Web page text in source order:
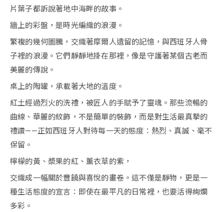
片葉子都訴說著地中海畔的故事。
牆上的彩盤，是時光編織的浪漫。
繁複的幾何圖騰，交織著摩爾人遺留的記憶，與西班牙人骨
子裡的浪漫。它們靜靜地掛在那裡，像是守護著某個古老而
美麗的傳說。
桌上的陶罐，承載著大地的溫度。
紅土經過烈火的洗禮，被匠人的手賦予了靈魂。那些流暢的
曲線、華麗的紋飾，不是簡單的裝飾，而是對生活最真摯的
禮讚——正如西班牙人對待每一天的態度：熱烈、真誠、毫不
保留。
檸檬的黃、漿果的紅、薰衣草的紫，
交織成一幅關於豐饒與喜悅的畫卷。這不僅是靜物，更是一
種生活態度的宣言：即使在最平凡的日常裡，也要活得絢爛
多彩。